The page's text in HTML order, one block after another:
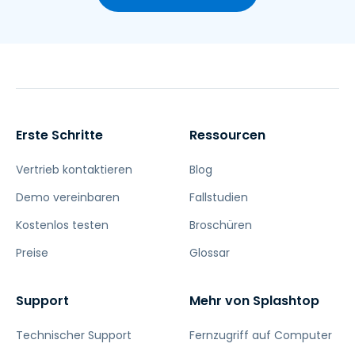
Erste Schritte
Vertrieb kontaktieren
Demo vereinbaren
Kostenlos testen
Preise
Ressourcen
Blog
Fallstudien
Broschüren
Glossar
Support
Technischer Support
Mehr von Splashtop
Fernzugriff auf Computer